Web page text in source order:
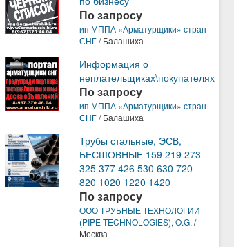
По запросу
ип МППА «Арматурщики» стран
СНГ/ Балашиха
Информация о
неплательщиках\покупателях
По запросу
ип МППА «Арматурщики» стран
СНГ/ Балашиха
Трубы стальные, ЭСВ,
БЕСШОВНЫЕ 159 219 273
325 377 426 530 630 720
820 1020 1220 1420
По запросу
ООО ТРУБНЫЕ ТЕХНОЛОГИИ
(PIPE TECHNOLOGIES), O.G. /
Москва